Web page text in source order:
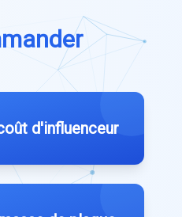
d'influenceur